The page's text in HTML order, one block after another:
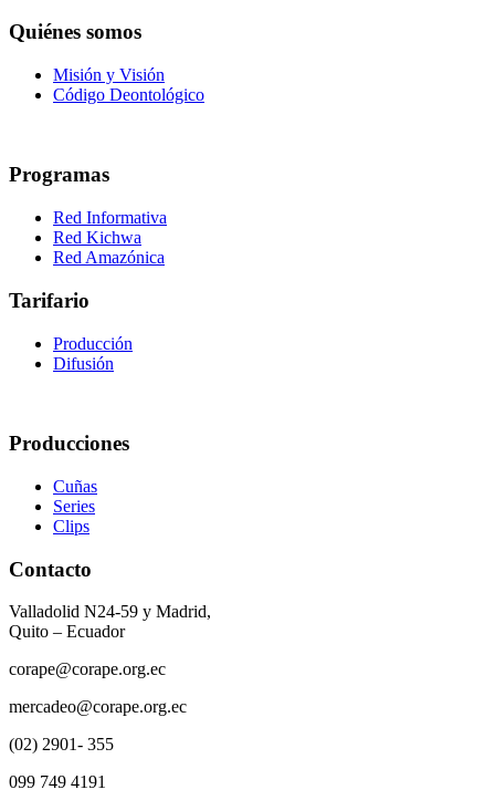
Quiénes somos
Misión y Visión
Código Deontológico
Programas
Red Informativa
Red Kichwa
Red Amazónica
Tarifario
Producción
Difusión
Producciones
Cuñas
Series
Clips
Contacto
Valladolid N24-59 y Madrid,
Quito – Ecuador
corape@corape.org.ec
mercadeo@corape.org.ec
(02) 2901- 355
099 749 4191